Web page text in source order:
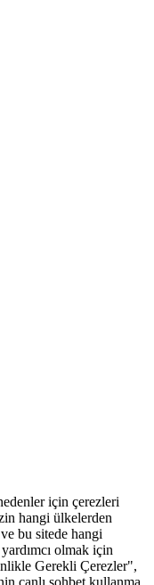
için çerezleri
hangi ülkelerden
bu sitede hangi
olmak için
Gerekli Çerezler",